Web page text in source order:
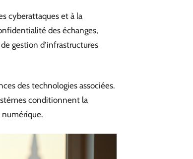
cyberattaques et à la
des échanges,
gestion d’infrastructures
des technologies associées.
conditionnent la
numérique.